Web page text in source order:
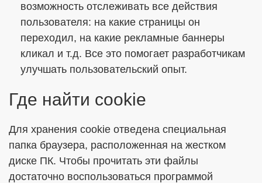
возможность отслеживать все действия
пользователя: на какие страницы он
переходил, на какие рекламные баннеры
кликал и т.д. Все это помогает разработчикам
улучшать пользовательский опыт.
Где найти cookie
Для хранения cookie отведена специальная
папка браузера, расположенная на жестком
диске ПК. Чтобы прочитать эти файлы
достаточно воспользоваться программой